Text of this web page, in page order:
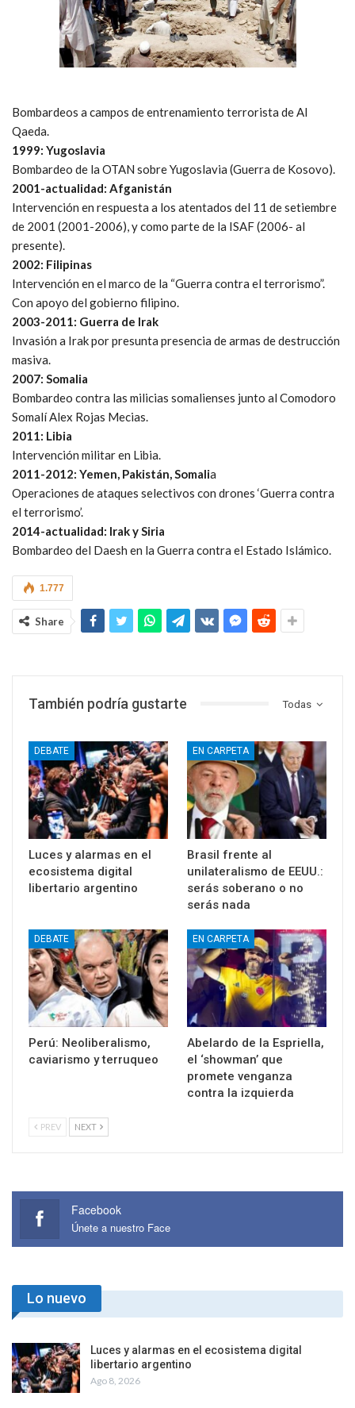
Bombardeos a campos de entrenamiento terrorista de Al
Qaeda.
1999: Yugoslavia
Bombardeo de la OTAN sobre Yugoslavia (Guerra de Kosovo).
2001-actualidad: Afganistán
Intervención en respuesta a los atentados del 11 de setiembre
de 2001 (2001-2006), y como parte de la ISAF (2006- al
presente).
2002: Filipinas
Intervención en el marco de la “Guerra contra el terrorismo”.
Con apoyo del gobierno filipino.
2003-2011: Guerra de Irak
Invasión a Irak por presunta presencia de armas de destrucción
masiva.
2007: Somalia
Bombardeo contra las milicias somalienses junto al Comodoro
Somalí Alex Rojas Mecias.
2011: Libia
Intervención militar en Libia.
2011-2012: Yemen, Pakistán, Somalia
Operaciones de ataques selectivos con drones ‘Guerra contra
el terrorismo’.
2014-actualidad: Irak y Siria
Bombardeo del Daesh en la Guerra contra el Estado Islámico.
1.777
Share
Todas
También podría gustarte
DEBATE
Luces y alarmas en el
ecosistema digital
libertario argentino
EN CARPETA
Brasil frente al
unilateralismo de EEUU.:
serás soberano o no
serás nada
DEBATE
Perú: Neoliberalismo,
caviarismo y terruqueo
EN CARPETA
Abelardo de la Espriella,
el ‘showman’ que
promete venganza
contra la izquierda
PREV NEXT
Facebook
Únete a nuestro Face
Lo nuevo
Luces y alarmas en el ecosistema digital
libertario argentino
Ago 8, 2026